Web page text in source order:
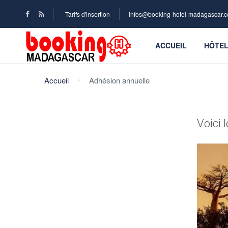
Tarifs d'insertion infos@booking-hotel-
ACCUEIL
Accueil Adhésion annuelle
Voici